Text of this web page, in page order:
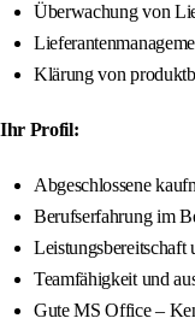
Überwachung von
Klärung von
Ihr Profil:
Abgeschlossene
Berufserfahrung im
Leistungsbereitschaft
Teamfähigkeit und
Gute MS Office –